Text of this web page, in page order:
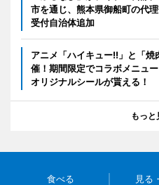
市を通じ、熊本県御船町の
受付自治体追加
アニメ「ハイキュー!!」と「
催！期間限定でコラボメニュ
オリジナルシールが貰える！
もっと
食べる 見る